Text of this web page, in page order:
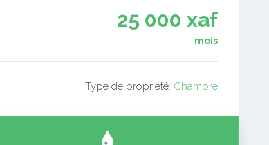
25 000 xaf
mois
Type de propriété: Chambre